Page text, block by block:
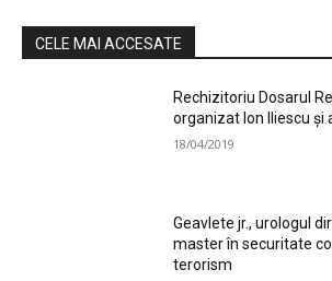
CELE MAI ACCESATE
Rechizitoriu Dosarul
organizat Ion Iliescu și
18/04/2019
Geavlete jr., urologul
master în securitate
terorism